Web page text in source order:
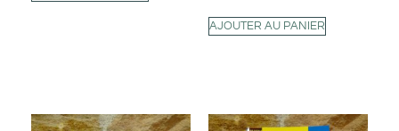
AJOUTER AU PANIER